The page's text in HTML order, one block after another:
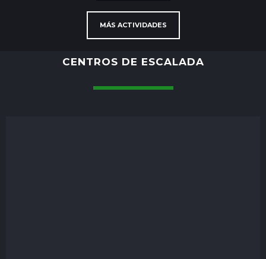
MÁS ACTIVIDADES
CENTROS DE ESCALADA